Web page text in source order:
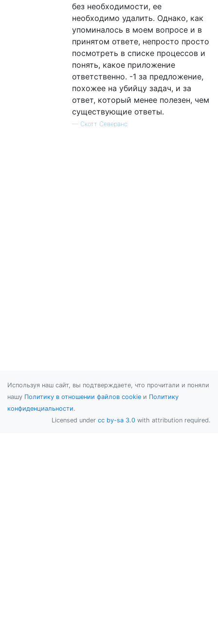
без необходимости, ее
необходимо удалить. Однако, как
упоминалось в моем вопросе и в
принятом ответе, непросто просто
посмотреть в списке процессов и
понять, какое приложение
ответственно. -1 за предложение,
похожее на убийцу задач, и за
ответ, который менее полезен, чем
существующие ответы.
— Скотт Северанс
Используя наш сайт, вы подтверждаете, что прочитали и поняли
нашу Политику в отношении файлов cookie и Политику
конфиденциальности.
Licensed under cc by-sa 3.0 with attribution required.